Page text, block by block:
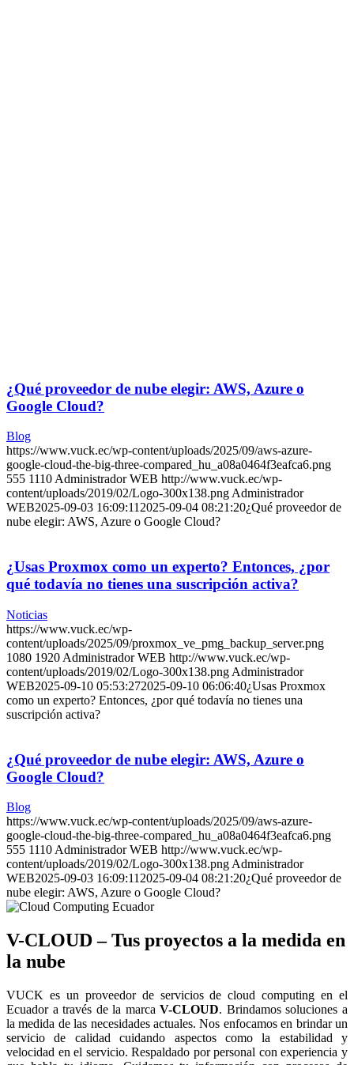
¿Qué proveedor de nube elegir: AWS, Azure o
Google Cloud?
Blog
https://www.vuck.ec/wp-content/uploads/2025/09/aws-azure-
google-cloud-the-big-three-compared_hu_a08a0464f3eafca6.png
555 1110Administrador WEB http://www.vuck.ec/wp-
content/uploads/2019/02/Logo-300x138.pngAdministrador
WEB2025-09-03 16:09:112025-09-04 08:21:20¿Qué proveedor de
nube elegir: AWS, Azure o Google Cloud?
¿Usas Proxmox como un experto? Entonces, ¿por
qué todavía no tienes una suscripción activa?
Noticias
https://www.vuck.ec/wp-
content/uploads/2025/09/proxmox_ve_pmg_backup_server.png
1080 1920 Administrador WEB http://www.vuck.ec/wp-
content/uploads/2019/02/Logo-300x138.png Administrador
WEB2025-09-10 05:53:272025-09-10 06:06:40¿Usas Proxmox
como un experto? Entonces, ¿por qué todavía no tienes una
suscripción activa?
¿Qué proveedor de nube elegir: AWS, Azure o
Google Cloud?
Blog
https://www.vuck.ec/wp-content/uploads/2025/09/aws-azure-
google-cloud-the-big-three-compared_hu_a08a0464f3eafca6.png
555 1110 Administrador WEB http://www.vuck.ec/wp-
content/uploads/2019/02/Logo-300x138.png Administrador
WEB2025-09-03 16:09:11 2025-09-04 08:21:20¿Qué proveedor de
nube elegir: AWS, Azure o Google Cloud?
V-CLOUD – Tus proyectos a la medida en
la nube
VUCK es un proveedor de servicios de cloud computing en el
Ecuador a través de la marcaV-CLOUD. Brindamos soluciones a
la medida de las necesidades actuales. Nos enfocamos en brindar un
servicio de calidad cuidando aspectos como la estabilidad y
velocidad en el servicio. Respaldado por personal con experiencia y